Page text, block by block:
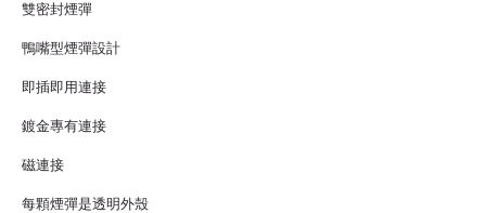
雙密封煙彈
鴨嘴型煙彈設計
即插即用連接
鍍金專有連接
磁連接
每顆煙彈是透明外殼